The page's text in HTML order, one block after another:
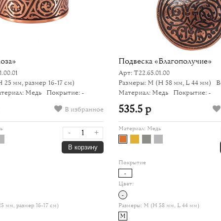
25 мм, размер 16-17 см)
Медь
Покрытие: -
В избранное
- +
В корзину
мм, размер 16-17 см)
Подвеска «Благополучие»
Арт: Т22.65.01.00
Размеры: M (H 58 мм, L 44 мм)
Материал: Медь
Покрытие: -
535.5 р
Материал: Медь
Покрытие
-
Цвет:
-
Размеры: M (H 58 мм, L 44 мм)
M